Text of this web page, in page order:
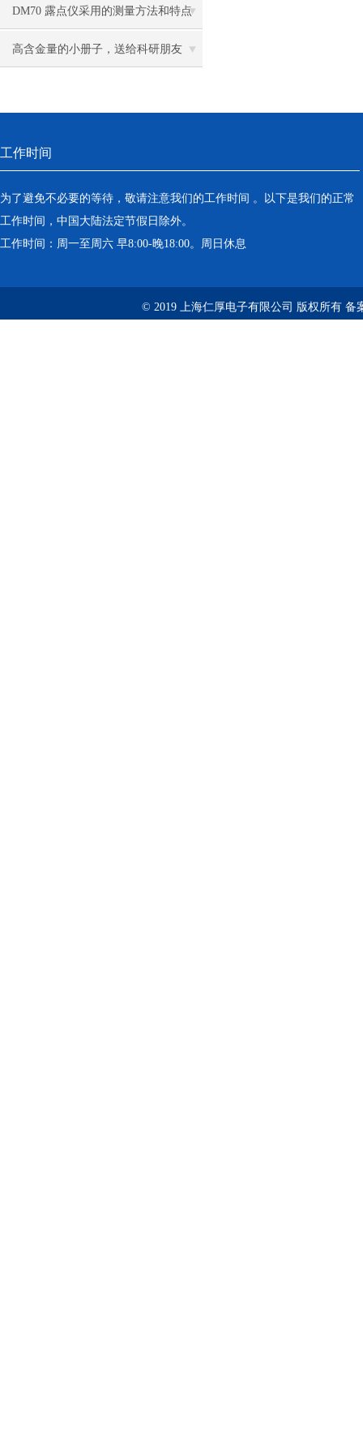
统功能
DM70 露点仪采用的测量方法和特点
概述
高含金量的小册子，送给科研朋友
工作时间
为了避免不必要的等待，敬请注意我们的工作时间 。以下是我们的正常
工作时间，中国大陆法定节假日除外。
工作时间：周一至周六 早8:00-晚18:00。周日休息
© 2019 上海仁厚电子有限公司 版权所有 备